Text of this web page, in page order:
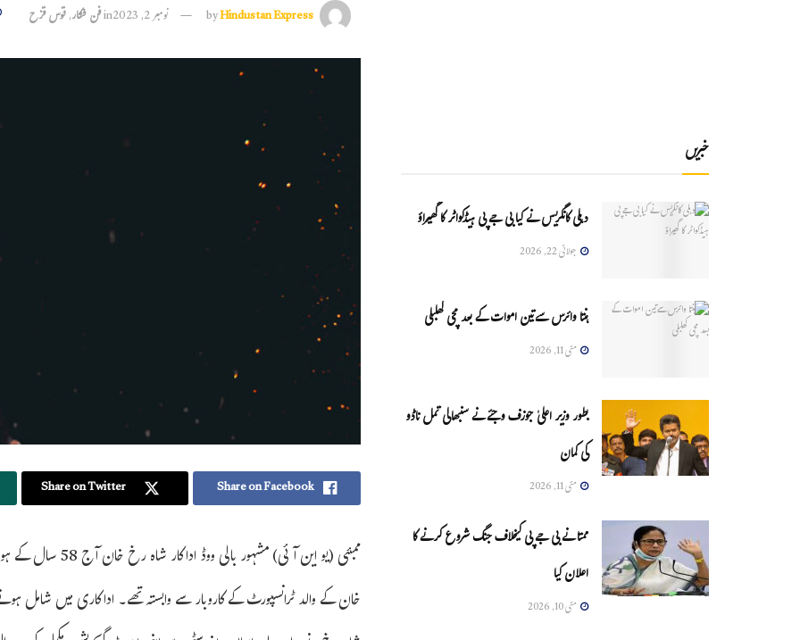
byHindustan Express نومبر 2, 2023 inفن فنکار,قوس قزح
Share on Facebook
Share on Twitter
خان کے والد ٹرانسپورٹ کے کاروبار سے وابستہ تھے۔ اداکاری میں شامل
خبریں
دہلی کانگریس نے کیا بی جے پی ہیڈکواٹر کا گھیراؤ
جولائی 22, 2026
ہنتا وائرس سےتین اموات کے بعد مچی کھلبلی
مئی 11, 2026
بطور وزیر اعلیٰ جوزف وجئے نے سنبھالی تمل ناڈو
کی کمان
مئی 11, 2026
ممتا نے بی جے پی کیخلاف جنگ شروع کرنے کا
اعلان کیا
مئی 10, 2026